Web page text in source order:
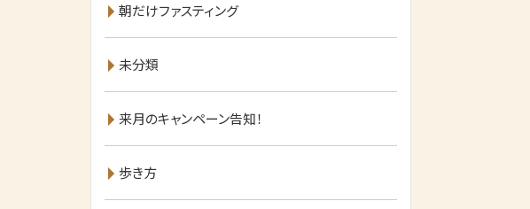
朝だけファスティング
未分類
来月のキャンペーン告知！
歩き方